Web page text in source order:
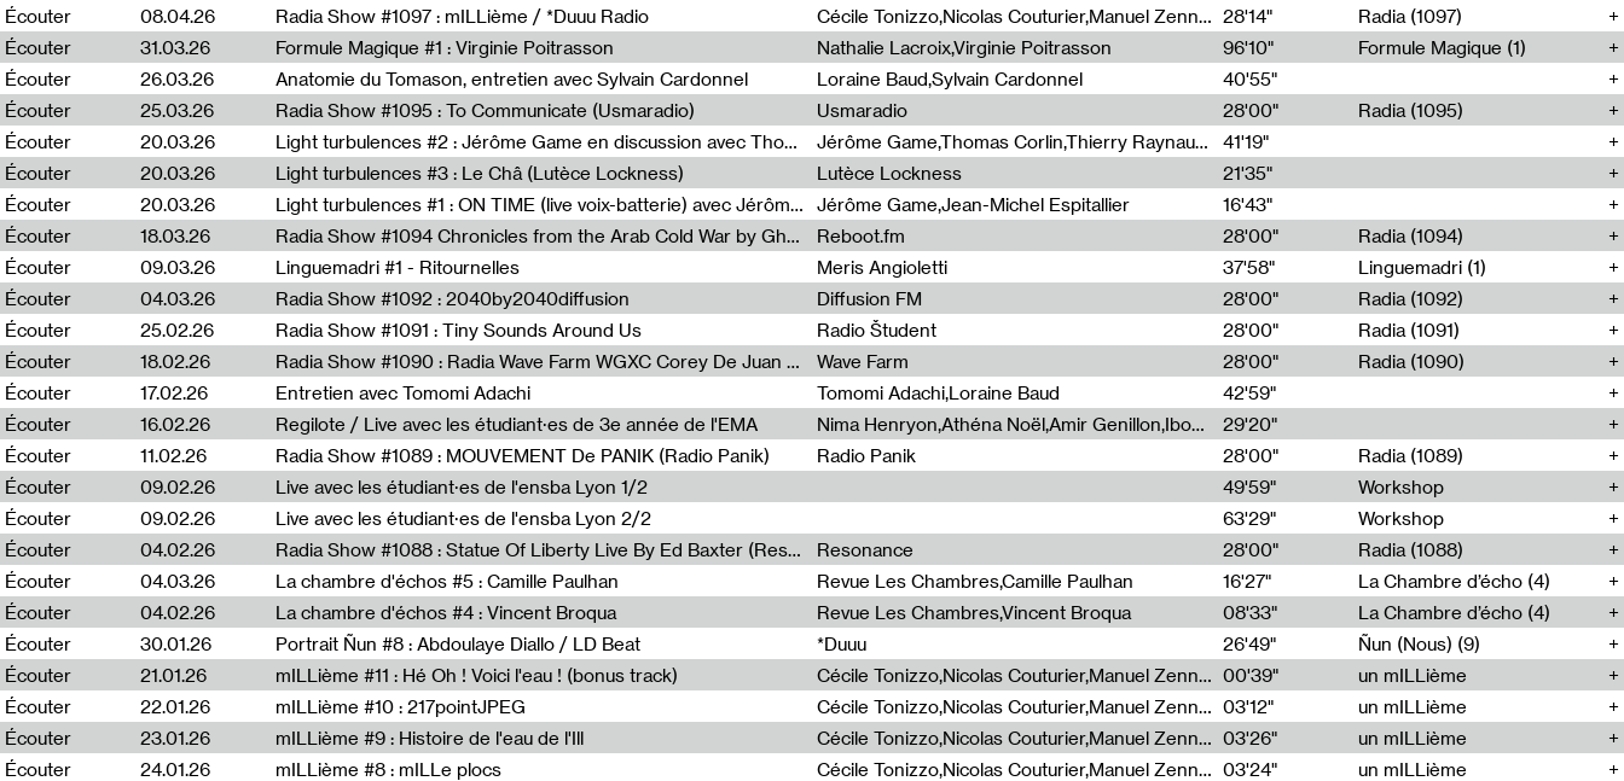
Écouter
08.04.26 Radia Show #1097 : mILLième / *Duuu Radio Cécile Tonizzo,Nicolas Couturier,Manuel Zenner,Aquila Lescene,Curtis Coco,Cyril Magnier 28'14"
Radia (1097)
Écouter
31.03.26 Formule Magique #1 : Virginie Poitrasson Nathalie Lacroix,Virginie Poitrasson 96'10"
Formule Magique (1)
Écouter
26.03.26 Anatomie du Tomason, entretien avec Sylvain Cardonnel Loraine Baud,Sylvain Cardonnel
40'55"
Écouter
25.03.26 Radia Show #1095 : To Communicate (Usmaradio) Usmaradio 28'00"
Radia (1095)
Écouter
20.03.26 Light turbulences #2 : Jérôme Game en discussion avec Thomas Corlin Jérôme Game,Thomas Corlin,Thierry Raynaud,Hubert Colas
41'19"
Écouter
20.03.26 Light turbulences #3 : Le Châ (Lutèce Lockness) Lutèce Lockness
21'35"
Écouter
20.03.26 Light turbulences #1 : ON TIME (live voix-batterie) avec Jérôme Game & Jean-Michel Espitallier Jérôme Game,Jean-Michel Espitallier
16'43"
Écouter
18.03.26 Radia Show #1094 Chronicles from the Arab Cold War by Ghazi Barakat Reboot.fm 28'00"
Radia (1094)
Écouter
09.03.26 Linguemadri #1 - Ritournelles Meris Angioletti 37'58"
Linguemadri (1)
Écouter
04.03.26 Radia Show #1092 : 2040by2040diffusion Diffusion FM 28'00"
Radia (1092)
Écouter
25.02.26 Radia Show #1091 : Tiny Sounds Around Us Radio Študent 28'00"
Radia (1091)
Écouter
18.02.26 Radia Show #1090 : Radia Wave Farm WGXC Corey De Juan Sherrard Jr Startalk Wave Farm 28'00"
Radia (1090)
Écouter
17.02.26 Entretien avec Tomomi Adachi Tomomi Adachi,Loraine Baud
42'59"
Écouter
16.02.26 Regilote / Live avec les étudiant·es de 3e année de l'EMA Nima Henryon,Athéna Noël,Amir Genillon,Ibourayane Ahmadi,Manelle Cherrih,Honorine Gibello,John Weeber,Manon Joseph
29'20"
Écouter
11.02.26 Radia Show #1089 : MOUVEMENT De PANIK (Radio Panik) Radio Panik 28'00"
Radia (1089)
Écouter
09.02.26 Live avec les étudiant·es de l'ensba Lyon 1/2 49'59"
Workshop
Écouter
09.02.26 Live avec les étudiant·es de l'ensba Lyon 2/2 63'29"
Workshop
Écouter
04.02.26 Radia Show #1088 : Statue Of Liberty Live By Ed Baxter (Resonance) Resonance 28'00"
Radia (1088)
Écouter
04.03.26 La chambre d'échos #5 : Camille Paulhan Revue Les Chambres,Camille Paulhan 16'27"
La Chambre d’écho (4)
Écouter
04.02.26 La chambre d'échos #4 : Vincent Broqua Revue Les Chambres,Vincent Broqua 08'33"
La Chambre d’écho (4)
Écouter
30.01.26 Portrait Ñun #8 : Abdoulaye Diallo / LD Beat *Duuu 26'49"
Ñun (Nous) (9)
Écouter
21.01.26 mILLième #11 : Hé Oh ! Voici l'eau ! (bonus track) Cécile Tonizzo,Nicolas Couturier,Manuel Zenner,Aquila Lescene,Curtis Coco,Cyril Magnier 00'39"
un mILLième
Écouter
22.01.26 mILLième #10 : 217pointJPEG Cécile Tonizzo,Nicolas Couturier,Manuel Zenner,Aquila Lescene,Curtis Coco,Cyril Magnier 03'12"
un mILLième
Écouter
23.01.26 mILLième #9 : Histoire de l'eau de l'Ill Cécile Tonizzo,Nicolas Couturier,Manuel Zenner,Aquila Lescene,Curtis Coco,Cyril Magnier 03'26"
un mILLième
Écouter
24.01.26 mILLième #8 : mILLe plocs Cécile Tonizzo,Nicolas Couturier,Manuel Zenner,Aquila Lescene,Curtis Coco,Cyril Magnier 03'24"
un mILLième